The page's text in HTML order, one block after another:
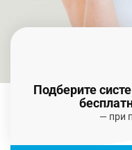
Подберите
— при